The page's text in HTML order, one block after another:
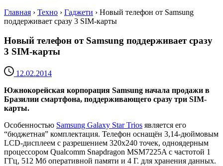
Главная › Техно › Гаджети › Новый телефон от Samsung
поддерживает сразу 3 SIM-карты
Новый телефон от Samsung поддерживает сразу
3 SIM-карты
12.02.2014
Южнокорейская корпорация Samsung начала продажи в
Бразилии смартфона, поддерживающего сразу три SIM-
карты.
Особенностью Samsung Galaxy Star Trios является его
“бюджетная” комплектация. Телефон оснащён 3,14-дюймовым
LCD-дисплеем с разрешением 320х240 точек, одноядерным
процессором Qualcomm Snapdragon MSM7225A с частотой 1
ГГц, 512 Мб оперативной памяти и 4 Г. для хранения данных.